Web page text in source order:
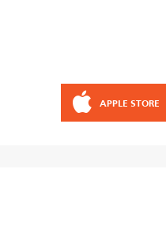
APPLE STORE